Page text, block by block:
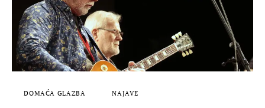
STRANA GLAZBA
FILM
MUSIC BOX
DOMAĆA GLAZBA NAJAVE